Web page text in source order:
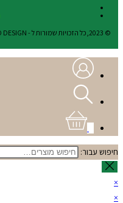
© 2023,כל הזכויות שמורות ל - TANGO DESIGN / קידום ובניית האתר RAVENMEDIA.CO.IL
חיפוש עבור:
×
×